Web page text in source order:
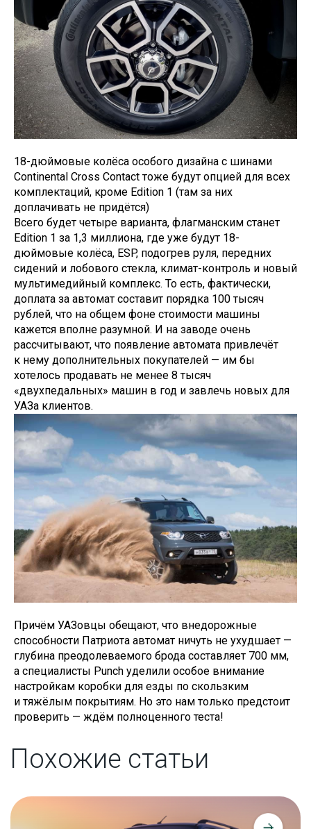
18-дюймовые колёса особого дизайна с шинами
Continental Cross Contact тоже будут опцией для всех
комплектаций, кроме Edition 1 (там за них
доплачивать не придётся)
Всего будет четыре варианта, флагманским станет
Edition 1 за 1,3 миллиона, где уже будут 18-
дюймовые колёса, ESP, подогрев руля, передних
сидений и лобового стекла, климат-контроль и новый
мультимедийный комплекс. То есть, фактически,
доплата за автомат составит порядка 100 тысяч
рублей, что на общем фоне стоимости машины
кажется вполне разумной. И на заводе очень
рассчитывают, что появление автомата привлечёт
к нему дополнительных покупателей — им бы
хотелось продавать не менее 8 тысяч
«двухпедальных» машин в год и завлечь новых для
УАЗа клиентов.
Причём УАЗовцы обещают, что внедорожные
способности Патриота автомат ничуть не ухудшает —
глубина преодолеваемого брода составляет 700 мм,
а специалисты Punch уделили особое внимание
настройкам коробки для езды по скользким
и тяжёлым покрытиям. Но это нам только предстоит
проверить — ждём полноценного теста!
Похожие статьи